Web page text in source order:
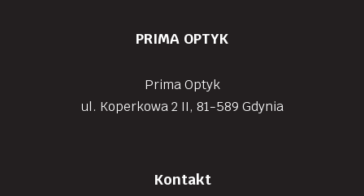
PRIMA OPTYK
Prima Optyk
ul. Koperkowa 2 II, 81-589 Gdynia
Kontakt